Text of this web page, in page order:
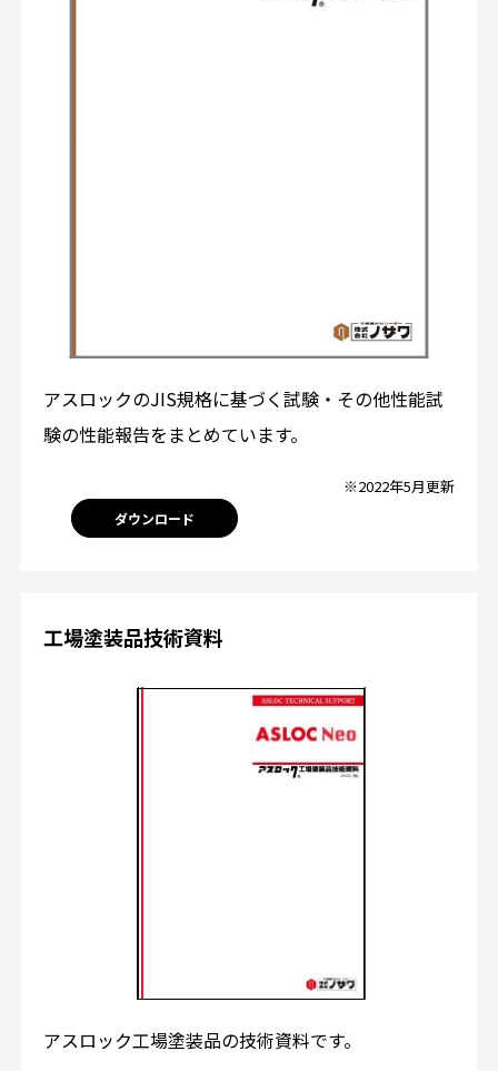
アスロックのJIS規格に基づく試験・その他性能試
験の性能報告をまとめています。
※2022年5月更新
ダウンロード
工場塗装品技術資料
アスロック工場塗装品の技術資料です。